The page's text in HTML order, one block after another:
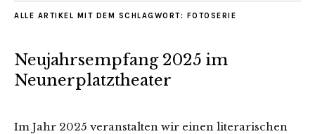
ALLE ARTIKEL MIT DEM SCHLAGWORT: FOTOSERIE
Neujahrsempfang 2025 im
Neunerplatztheater
Im Jahr 2025 veranstalten wir einen literarischen